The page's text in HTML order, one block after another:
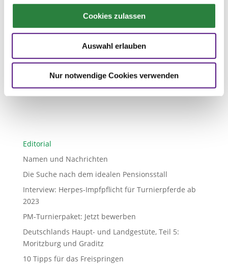
Cookies zulassen
Auswahl erlauben
Nur notwendige Cookies verwenden
 Nächster Artikel
Namen und Nachrichten
Ausgabe 02/2022
Editorial
Namen und Nachrichten
Die Suche nach dem idealen Pensionsstall
Interview: Herpes-Impfpflicht für Turnierpferde ab
2023
PM-Turnierpaket: Jetzt bewerben
Deutschlands Haupt- und Landgestüte, Teil 5:
Moritzburg und Graditz
10 Tipps für das Freispringen